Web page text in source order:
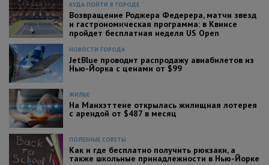
КУДА ПОЙТИ В ГОРОДЕ
Возвращение Роджера Федерера, матчи звезд
и гастрономическая программа: в Квинсе
пройдет бесплатная неделя US Open
ЖИЛЬЕ
На Манхэттене открылась жилищная лотерея
с арендой от $487 в месяц
НОВОСТИ ГОРОДА
JetBlue проводит распродажу авиабилетов из
Нью-Йорка с ценами от $99
ПОЛЕЗНЫЕ СОВЕТЫ
Как и где бесплатно получить рюкзаки, а
также школьные принадлежности в Нью-Йорке